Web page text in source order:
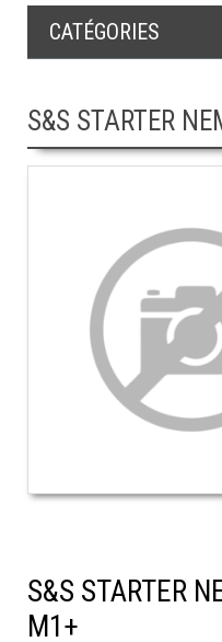
CATÉGORIES
S&S STARTER
S&S STARTER
M1+